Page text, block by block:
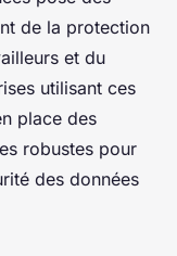
de la protection
et du
utilisant ces
place des
robustes pour
des données